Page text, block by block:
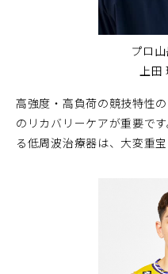
プロ
上田
高強度・高負荷の競技特性
のリカバリーケアが重要で
る低周波治療器は、大変重宝